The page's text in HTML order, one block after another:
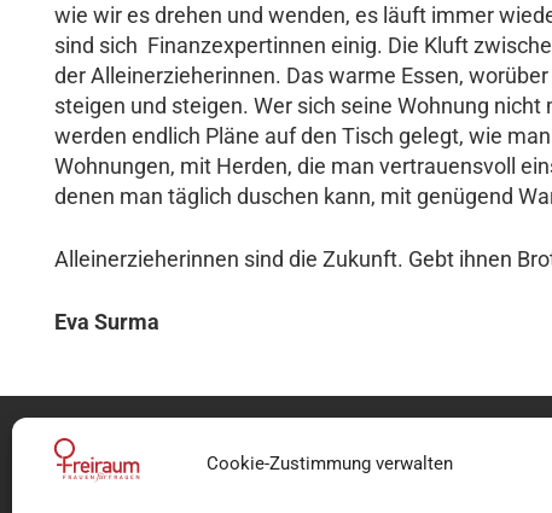
Cookie-Zustimmung verwalten
wie wir es drehen und wenden, es läuft immer
sind sich Finanzexpertinnen einig. Die Kluft
der Alleinerzieherinnen. Das warme Essen,
steigen und steigen. Wer sich seine Wohnung
werden endlich Pläne auf den Tisch gelegt, wie
Wohnungen, mit Herden, die man vertrauensvoll
denen man täglich duschen kann, mit genügend
Alleinerzieherinnen sind die Zukunft. Gebt ihnen
Eva Surma